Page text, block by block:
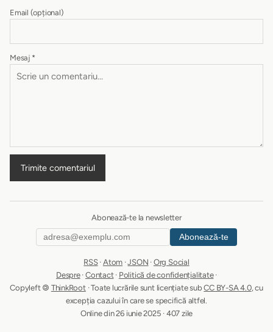
Email (opțional)
Mesaj *
Trimite comentariul
Abonează-te la newsletter
Abonează-te
RSS· Atom ·JSON · Org Social
Despre·Contact· Politică de confidențialitate·
Copyleft 🄯 ThinkRoot· Toate lucrările sunt licențiate subCC BY-SA 4.0, cu
excepția cazului în care se specifică altfel.
Online din 26 iunie 2025 · 407 zile